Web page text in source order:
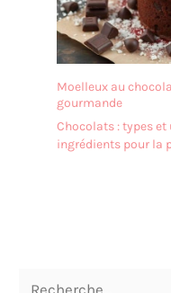
Moelleux au
gourmande
Chocolats : types
ingrédients pour la